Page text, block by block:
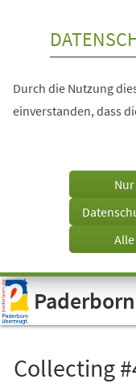
Visuelle
Assistenzsoftware
öffnen.
Durch die Nutzung
einverstanden, dass
Paderborn
Collecting